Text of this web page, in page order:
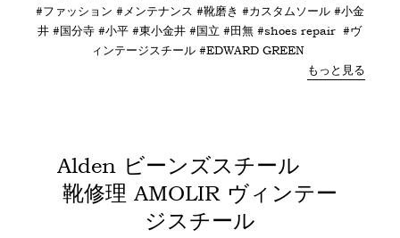
#ファッション #メンテナンス #靴磨き #カスタムソール #小金
井 #国分寺 #小平 #東小金井 #国立 #田無 #shoes repair #ヴ
ィンテージスチール #EDWARD GREEN
もっと見る
Alden ビーンズスチール
靴修理 AMOLIR ヴィンテー
ジスチール